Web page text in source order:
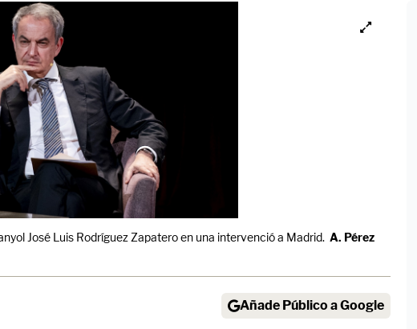
José Luis Rodríguez Zapatero en una intervenció a Madrid. A. Pérez
Añade Público a Google